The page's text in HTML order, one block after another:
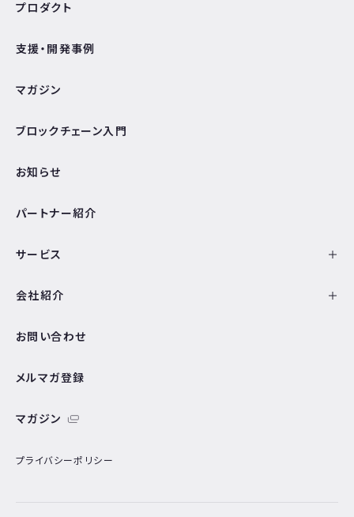
プロダクト
支援・開発事例
マガジン
ブロックチェーン入門
お知らせ
パートナー紹介
サービス
会社紹介
お問い合わせ
メルマガ登録
マガジン
プライバシーポリシー